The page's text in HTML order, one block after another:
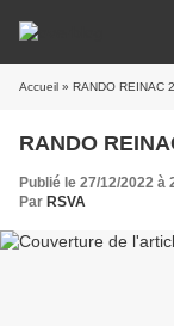
Accueil » RANDO REINAC
RANDO
Publié le 27/12/2022 à
Par RSVA